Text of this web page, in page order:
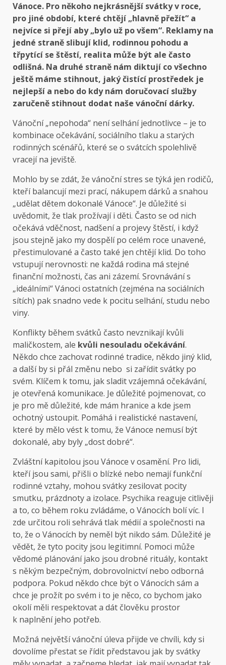
Vánoce. Pro někoho nejkrásnější svátky v roce,
pro jiné období, které chtějí „hlavně přežít“ a
nejvíce si přejí aby „bylo už po všem“. Reklamy na
jedné straně slibují klid, rodinnou pohodu a
třpytící se štěstí, realita může být ale často
odlišná. Na druhé straně nám diktují co všechno
ještě máme stihnout, jaký čistící prostředek je
nejlepší a nebo do kdy nám doručovací služby
zaručeně stihnout dodat naše vánoční dárky.
Vánoční „nepohoda“ není selhání jednotlivce – je to
kombinace očekávání, sociálního tlaku a starých
rodinných scénářů, které se o svátcích spolehlivě
vracejí na jeviště.
Mohlo by se zdát, že vánoční stres se týká jen rodičů,
kteří balancují mezi prací, nákupem dárků a snahou
„udělat dětem dokonalé Vánoce“. Je důležité si
uvědomit, že tlak prožívají i děti. Často se od nich
očekává vděčnost, nadšení a projevy štěstí, i když
jsou stejně jako my dospělí po celém roce unavené,
přestimulované a často také jen chtějí klid. Do toho
vstupují nerovnosti: ne každá rodina má stejné
finanční možnosti, čas ani zázemí. Srovnávání s
„ideálními“ Vánoci ostatních (zejména na sociálních
sítích) pak snadno vede k pocitu selhání, studu nebo
viny.
Konflikty během svátků často nevznikají kvůli
maličkostem, ale kvůli nesouladu očekávání.
Někdo chce zachovat rodinné tradice, někdo jiný klid,
a další by si přál změnu nebo si zařídit svátky po
svém. Klíčem k tomu, jak sladit vzájemná očekávání,
je otevřená komunikace. Je důležité pojmenovat, co
je pro mě důležité, kde mám hranice a kde jsem
ochotný ustoupit. Pomáhá i realistické nastavení,
které by mělo vést k tomu, že Vánoce nemusí být
dokonalé, aby byly „dost dobré“.
Zvláštní kapitolou jsou Vánoce v osamění. Pro lidi,
kteří jsou sami, přišli o blízké nebo nemají funkční
rodinné vztahy, mohou svátky zesilovat pocity
smutku, prázdnoty a izolace. Psychika reaguje citlivěji
a to, co během roku zvládáme, o Vánocích bolí víc. I
zde určitou roli sehrává tlak médií a společnosti na
to, že o Vánocích by neměl být nikdo sám. Důležité je
vědět, že tyto pocity jsou legitimní. Pomoci může
vědomé plánování jako jsou drobné rituály, kontakt
s někým bezpečným, dobrovolnictví nebo odborná
podpora. Pokud někdo chce být o Vánocích sám a
chce je prožít po svém i to je něco, co bychom jako
okolí měli respektovat a dát člověku prostor
k naplnění jeho potřeb.
Možná největší vánoční úleva přijde ve chvíli, kdy si
dovolíme přestat se řídit představou jak by svátky